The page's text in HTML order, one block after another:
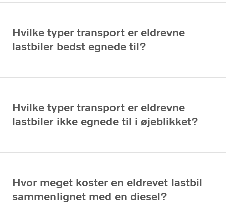
Hvilke typer transport er eldrevne
lastbiler bedst egnede til?
Hvilke typer transport er eldrevne
lastbiler ikke egnede til i øjeblikket?
Hvor meget koster en eldrevet lastbil
sammenlignet med en diesel?